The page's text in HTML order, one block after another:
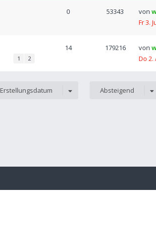
0 53343 von
Fr 3.
1 2
14 179216 von
Do 2.
Erstellungsdatum Absteigend